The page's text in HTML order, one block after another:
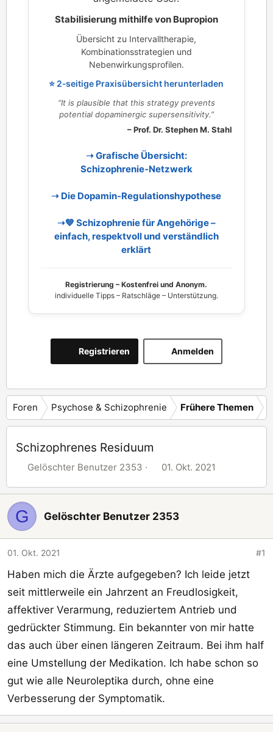
Stabilisierung mithilfe von Bupropion
Übersicht zu Intervalltherapie,
Kombinationsstrategien und
Nebenwirkungsprofilen.
⭐ 2‑seitige Praxisübersicht herunterladen
“It is plausible that this strategy prevents
potential dopaminergic supersensitivity.”
– Prof. Dr. Stephen M. Stahl
➝ Grafische Übersicht:
Schizophrenie‑Netzwerk
➝ Die Dopamin‑Regulationshypothese
➝💙 Schizophrenie für Angehörige –
einfach, respektvoll und verständlich
erklärt
Registrierung – Kostenfrei und Anonym.
individuelle Tipps – Ratschläge – Unterstützung.
Anmelden
Registrieren
Foren Psychose & Schizophrenie Frühere Themen
Schizophrenes Residuum
E
s
t
e
l
l
e
Gelöschter Benutzer 2353
E
s
t
l
t
m
01. Okt. 2021
G Gelöschter Benutzer 2353
01. Okt. 2021 #1
Haben mich die Ärzte aufgegeben? Ich leide jetzt
seit mittlerweile ein Jahrzent an Freudlosigkeit,
affektiver Verarmung, reduziertem Antrieb und
gedrückter Stimmung. Ein bekannter von mir hatte
das auch über einen längeren Zeitraum. Bei ihm half
eine Umstellung der Medikation. Ich habe schon so
gut wie alle Neuroleptika durch, ohne eine
Verbesserung der Symptomatik.